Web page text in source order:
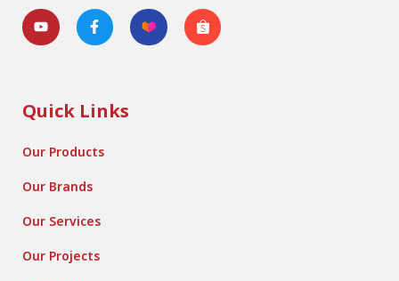
Quick Links
Our Products
Our Brands
Our Services
Our Projects